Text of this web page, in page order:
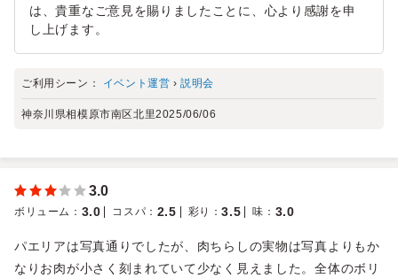
は、貴重なご意見を賜りましたことに、心より感謝を申
し上げます。
ご利用シーン： イベント運営 ›説明会
神奈川県相模原市南区北里2025/06/06
3.0
ボリューム ： 3.0 コスパ ： 2.5 彩り ：3.5 味 ： 3.0
パエリアは写真通りでしたが、肉ちらしの実物は写真よりもか
なりお肉が小さく刻まれていて少なく見えました。全体のボリ